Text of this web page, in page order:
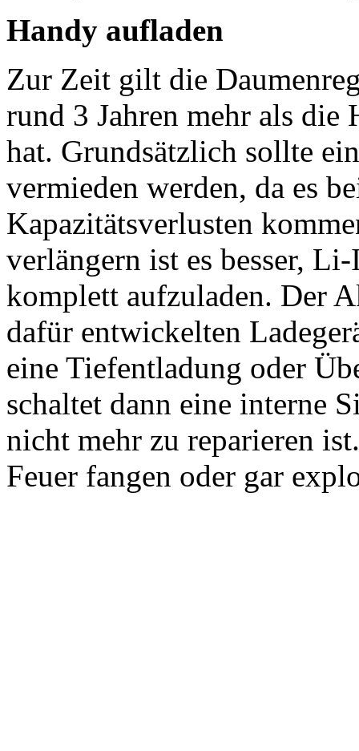
Handy aufladen
Zur Zeit gilt die
rund 3 Jahren mehr als die
hat. Grundsätzlich sollte
vermieden werden, da es
Kapazitätsverlusten
verlängern ist es besser,
komplett aufzuladen. Der
dafür entwickelten
eine Tiefentladung oder
schaltet dann eine interne
nicht mehr zu reparieren
Feuer fangen oder gar